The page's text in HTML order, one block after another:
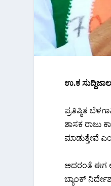
ಉ.ಕ
ಪ್ರತಿಷ್ಠಿತ
ಶಾಸಕ ರಾಜು
ಮಾಡುತ್ತೇವೆ
ಅದರಂತೆ ಈಗ
ಬ್ಯಾಂಕ್